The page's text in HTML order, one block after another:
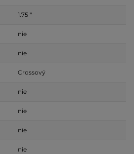
1.75 "
nie
nie
Crossový
nie
nie
nie
nie